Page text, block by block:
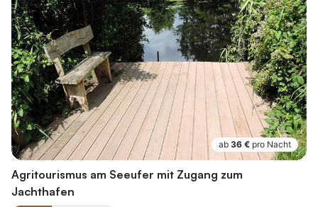
ab 36 € pro Nacht
Agritourismus am Seeufer mit Zugang zum
Jachthafen